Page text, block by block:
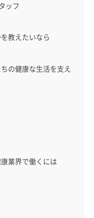
ッフ
教えたいなら
の健康な生活を支え
業界で働くには